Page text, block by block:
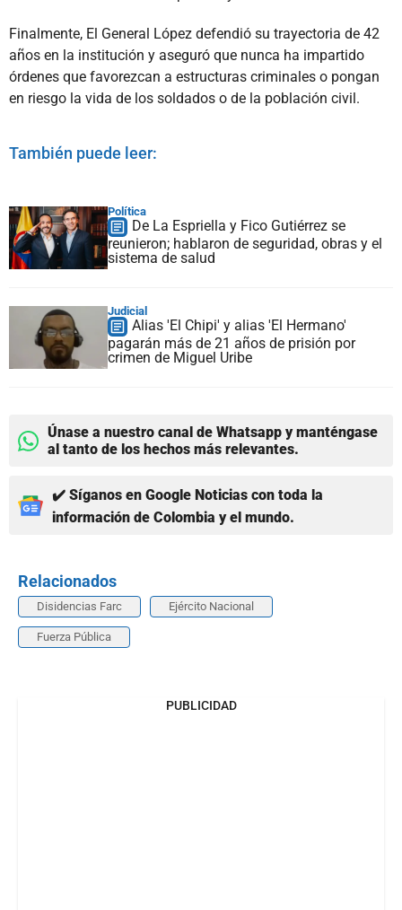
Finalmente, El General López defendió su trayectoria de 42
años en la institución y aseguró que nunca ha impartido
órdenes que favorezcan a estructuras criminales o pongan
en riesgo la vida de los soldados o de la población civil.
También puede leer:
Política
De La Espriella y Fico Gutiérrez se
reunieron; hablaron de seguridad, obras y el
sistema de salud
Judicial
Alias 'El Chipi' y alias 'El Hermano'
pagarán más de 21 años de prisión por
crimen de Miguel Uribe
Únase a nuestro canal de Whatsapp y manténgase
al tanto de los hechos más relevantes.
✔️ Síganos en Google Noticias con toda la
información de Colombia y el mundo.
Relacionados
Disidencias Farc Ejército Nacional
Fuerza Pública
PUBLICIDAD